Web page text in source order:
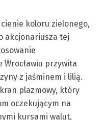
koloru zielonego,
akcjonariusza tej
przywita
z jaśminem i lilią.
plazmowy, który
oczekującym na
kursami walut,